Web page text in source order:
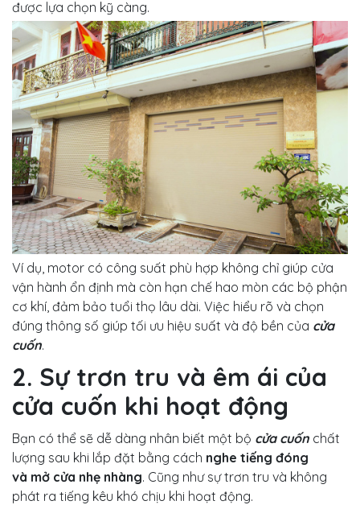
được lựa chọn kỹ càng.
Ví dụ, motor có công suất phù hợp không chỉ giúp cửa
vận hành ổn định mà còn hạn chế hao mòn các bộ phận
cơ khí, đảm bảo tuổi thọ lâu dài. Việc hiểu rõ và chọn
đúng thông số giúp tối ưu hiệu suất và độ bền của cửa
cuốn.
2. Sự trơn tru và êm ái của
cửa cuốn khi hoạt động
Bạn có thể sẽ dễ dàng nhân biết một bộ cửa cuốn chất
lượng sau khi lắp đặt bằng cách nghe tiếng đóng
và mở cửa nhẹ nhàng. Cũng như sự trơn tru và không
phát ra tiếng kêu khó chịu khi hoạt động.